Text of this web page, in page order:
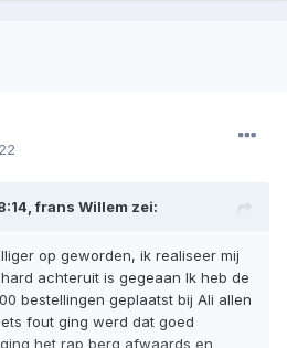
frans Willem zei:
op geworden, ik realiseer mij
achteruit is gegeaan Ik heb de
bestellingen geplaatst bij Ali allen
fout ging werd dat goed
het rap berg afwaards en